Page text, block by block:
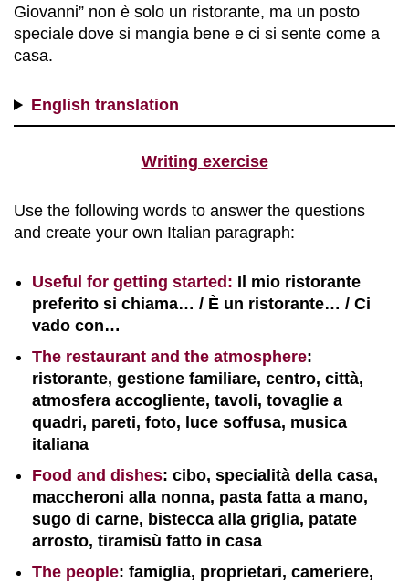
Giovanni” non è solo un ristorante, ma un posto
speciale dove si mangia bene e ci si sente come a
casa.
English translation
Writing exercise
Use the following words to answer the questions
and create your own Italian paragraph:
Useful for getting started: Il mio ristorante
preferito si chiama… / È un ristorante… / Ci
vado con…
The restaurant and the atmosphere:
ristorante, gestione familiare, centro, città,
atmosfera accogliente, tavoli, tovaglie a
quadri, pareti, foto, luce soffusa, musica
italiana
Food and dishes: cibo, specialità della casa,
maccheroni alla nonna, pasta fatta a mano,
sugo di carne, bistecca alla griglia, patate
arrosto, tiramisù fatto in casa
The people: famiglia, proprietari, cameriere,